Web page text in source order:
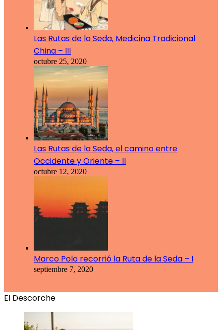
Las Rutas de la Seda, Medicina Tradicional
China – III
octubre 25, 2020
Las Rutas de la Seda, el camino entre
Occidente y Oriente – II
octubre 12, 2020
Marco Polo recorrió la Ruta de la Seda – I
septiembre 7, 2020
El Descorche